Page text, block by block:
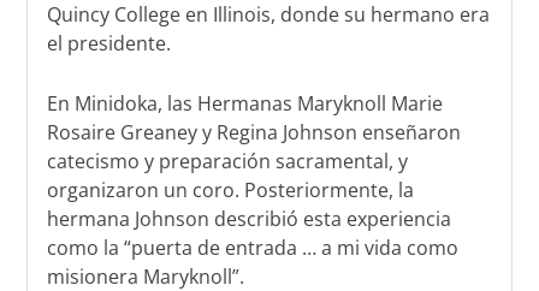
Quincy College en Illinois, donde su hermano era
el presidente.
En Minidoka, las Hermanas Maryknoll Marie
Rosaire Greaney y Regina Johnson enseñaron
catecismo y preparación sacramental, y
organizaron un coro. Posteriormente, la
hermana Johnson describió esta experiencia
como la “puerta de entrada … a mi vida como
misionera Maryknoll”.